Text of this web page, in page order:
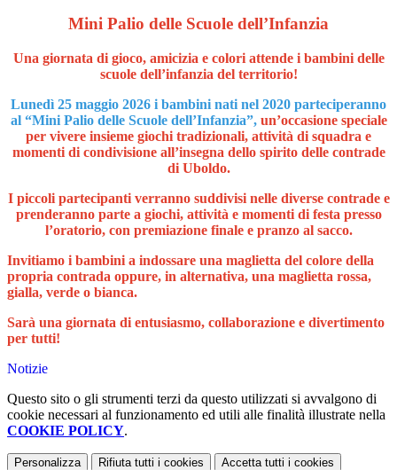
Mini Palio delle Scuole dell’Infanzia
Una giornata di gioco, amicizia e colori attende i bambini delle
scuole dell’infanzia del territorio!
Lunedì 25 maggio 2026 i bambini nati nel 2020 parteciperanno
al “Mini Palio delle Scuole dell’Infanzia”, un’occasione speciale
per vivere insieme giochi tradizionali, attività di squadra e
momenti di condivisione all’insegna dello spirito delle contrade
di Uboldo.
I piccoli partecipanti verranno suddivisi nelle diverse contrade e
prenderanno parte a giochi, attività e momenti di festa presso
l’oratorio, con premiazione finale e pranzo al sacco.
Invitiamo i bambini a indossare una maglietta del colore della
propria contrada oppure, in alternativa, una maglietta rossa,
gialla, verde o bianca.
Sarà una giornata di entusiasmo, collaborazione e divertimento
per tutti!
Notizie
Questo sito o gli strumenti terzi da questo utilizzati si avvalgono di
cookie necessari al funzionamento ed utili alle finalità illustrate nella
COOKIE POLICY.
Personalizza Rifiuta tutti i cookies Accetta tutti i cookies